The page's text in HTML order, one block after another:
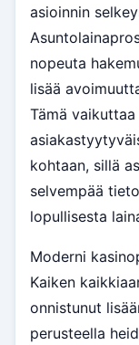
asioinnin
nopeuta
lisää
Tämä
kohtaan, sillä
selvempää
lopullisesta
Moderni
Kaiken
onnistunut
perusteella